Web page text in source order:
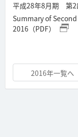
平成28年8月期 第2
Summary of
2016（PDF）
2016年一覧へ